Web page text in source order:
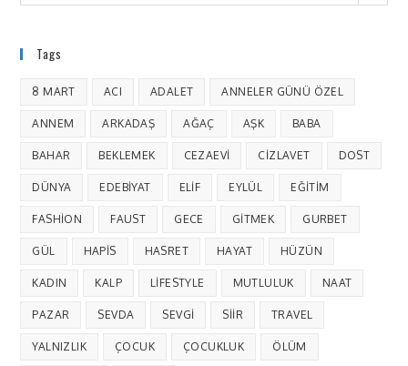
Tags
8 MART ACI ADALET ANNELER GÜNÜ ÖZEL
ANNEM ARKADAŞ AĞAÇ AŞK BABA
BAHAR BEKLEMEK CEZAEVI CIZLAVET DOST
DÜNYA EDEBIYAT ELIF EYLÜL EĞITIM
FASHION FAUST GECE GITMEK GURBET
GÜL HAPIS HASRET HAYAT HÜZÜN
KADIN KALP LIFESTYLE MUTLULUK NAAT
PAZAR SEVDA SEVGI SIIR TRAVEL
YALNIZLIK ÇOCUK ÇOCUKLUK ÖLÜM